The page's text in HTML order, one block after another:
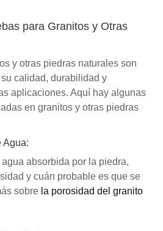
para Granitos y Otras
y otras piedras naturales son
calidad, durabilidad y
aplicaciones. Aquí hay algunas
en granitos y otras piedras
Agua:
absorbida por la piedra,
y cuán probable es que se
sobre la porosidad del granito